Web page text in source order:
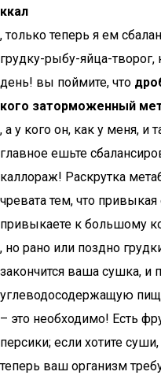
ккал
, только теперь я ем
грудку-рыбу-яйца-творог,
день! вы поймите, что
кого заторможенный
, а у кого он, как у меня, и
главное ешьте
каллораж! Раскрутка
чревата тем, что
привыкаете к большому
, но рано или поздно
закончится ваша сушка, и
углеводосодержащую
– это необходимо! Есть
персики; если хотите
теперь ваш организм